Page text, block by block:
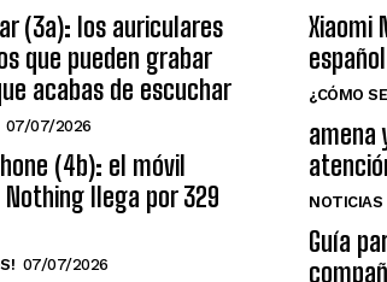
(3a): los auriculares
que pueden grabar
acabas de escuchar
07/07/2026
(4b): el móvil
llega por 329
07/07/2026
Xiaomi
español
¿CÓMO
amena
NOTICIAS
Guía